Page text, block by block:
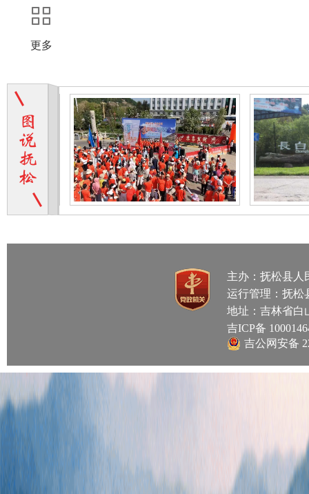
更多
主办：抚松县
运行管理：抚松
地址：吉林省白
吉ICP备
吉公网安备